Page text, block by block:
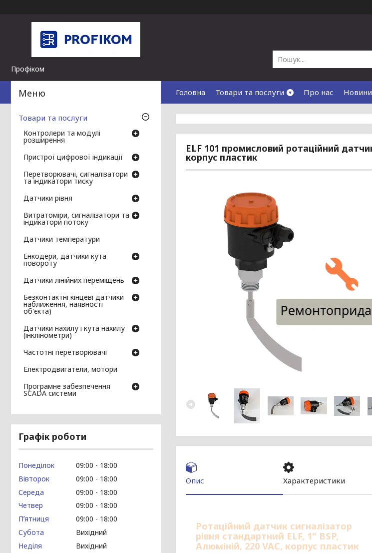
Профіком
Головна Товари та послуги Про нас Новини
ELF 101 промисловий ротаційний
корпус пластик
Опис Характеристики
Ротаційний датчик сигналізатор
рівня стандартний ELF, 1" BSP,
Алюміній, 220 VAC, корпус пластик
Товари та послуги
Контролери та модулі
розширення
Пристрої цифрової індикації
Перетворювачі, сигналізатори
та індикатори тиску
Датчики рівня
Витратоміри, сигналізатори та
індикатори потоку
Датчики температури
Енкодери, датчики кута
повороту
Датчики лінійних переміщень
Безконтактні кінцеві датчики
наближення, наявності
об'єкта)
Датчики нахилу і кута нахилу
(інклінометри)
Частотні перетворювачі
Електродвигатели, мотори
Програмне забезпечення
SCADA системи
Графік роботи
Понеділок 09:00
18:00
Вівторок
09:00
18:00
Середа
09:00
18:00
Четвер
09:00
18:00
Пʼятниця
09:00
18:00
Субота
Вихідний
Неділя
Вихідний